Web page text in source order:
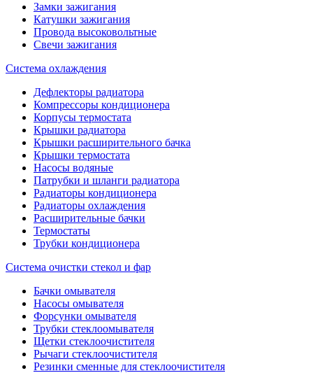
Замки зажигания
Катушки зажигания
Провода высоковольтные
Свечи зажигания
Система охлаждения
Дефлекторы радиатора
Компрессоры кондиционера
Корпусы термостата
Крышки радиатора
Крышки расширительного бачка
Крышки термостата
Насосы водяные
Патрубки и шланги радиатора
Радиаторы кондиционера
Радиаторы охлаждения
Расширительные бачки
Термостаты
Трубки кондиционера
Система очистки стекол и фар
Бачки омывателя
Насосы омывателя
Форсунки омывателя
Трубки стеклоомывателя
Щетки стеклоочистителя
Рычаги стеклоочистителя
Резинки сменные для стеклоочистителя